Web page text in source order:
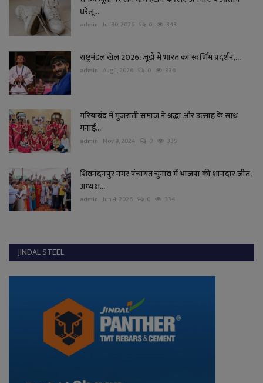
घरेलू...
admin Jul 30, 2026 0 343
राष्ट्रमंडल खेल 2026: जूडो में भारत का स्वर्णिम प्रदर्शन,...
admin Aug 1, 2026 0 336
गरियाबंद में गुजराती समाज ने श्रद्धा और उत्साह के साथ
मनाई...
admin Nov 9, 2024 0 335
शिवनंदनपुर नगर पंचायत चुनाव में भाजपा की शानदार जीत,
अध्यक्ष...
admin Jun 4, 2026 0 334
JINDAL STEEL